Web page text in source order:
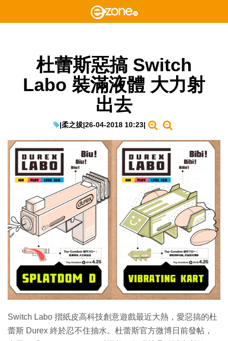
杜蕾斯惡搞 Switch
Labo 裝滿液體 大力射
出去
|柔之拔|26-04-2018 10:23|
Switch Labo 摺紙皮高科技創意遊戲最近大熱，愛惡搞的杜
蕾斯 Durex 終於忍不住抽水。杜蕾斯官方微博日前發帖，